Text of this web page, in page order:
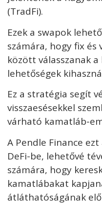
(TradFi).
Ezek a swapok
számára, hogy fix
között válasszanak a
lehetőségek
Ez a stratégia segít
visszaesésekkel
várható kamatláb-
A Pendle Finance
DeFi-be, lehetővé
számára, hogy
kamatlábakat
átláthatóságának